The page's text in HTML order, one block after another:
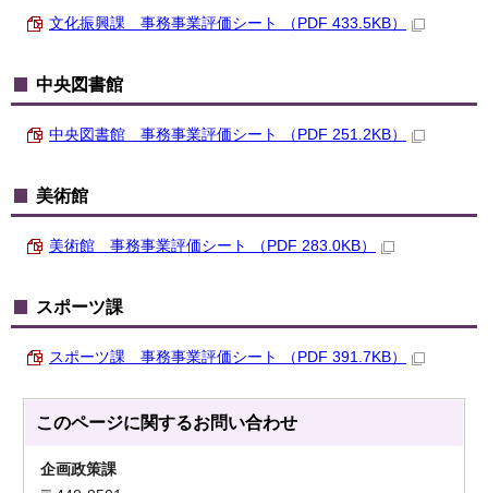
文化振興課 事務事業評価シート （PDF 433.5KB）
中央図書館
中央図書館 事務事業評価シート （PDF 251.2KB）
美術館
美術館 事務事業評価シート （PDF 283.0KB）
スポーツ課
スポーツ課 事務事業評価シート （PDF 391.7KB）
このページに関するお問い合わせ
企画政策課